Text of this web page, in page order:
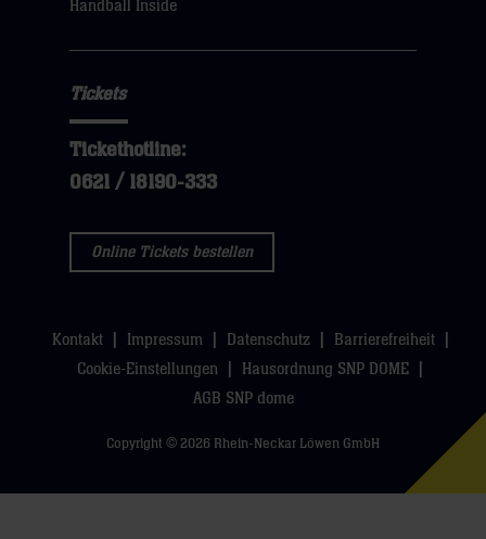
Handball Inside
Tickets
Tickethotline:
0621 / 18190-333
Online Tickets bestellen
Kontakt Impressum Datenschutz
Barrierefreiheit
Cookie-Einstellungen
Hausordnung SNP DOME
AGB SNP dome
Copyright © 2026 Rhein-Neckar Löwen GmbH